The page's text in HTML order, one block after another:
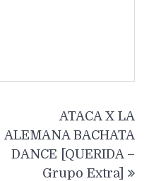
ATACA X LA
ALEMANA BACHATA
DANCE [QUERIDA –
Grupo Extra]